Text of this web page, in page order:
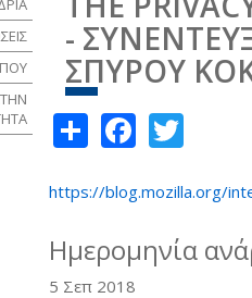
-
ΣΠΥΡΟΥ
Share
https://blog.mozilla.org/
Ημερομηνία
5 Σεπ 2018